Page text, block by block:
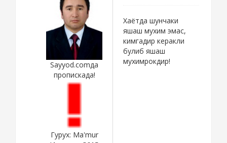
Sayyod.comда
пропискада!
Гурух: Ma'mur
Хаётда шунчаки
яшаш мухим эмас,
кимгадир керакли
булиб яшаш
мухимрокдир!